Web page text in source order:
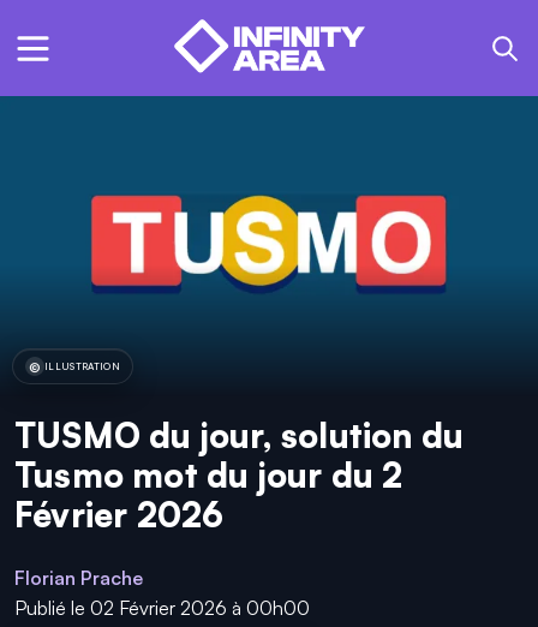
ILLUSTRATION
TUSMO du jour, solution du
Tusmo mot du jour du 2
Février 2026
Florian Prache
Publié le 02 Février 2026 à 00h00